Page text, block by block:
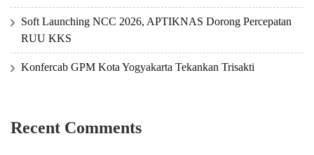
Soft Launching NCC 2026, APTIKNAS Dorong Percepatan
RUU KKS
Konfercab GPM Kota Yogyakarta Tekankan Trisakti
Recent Comments